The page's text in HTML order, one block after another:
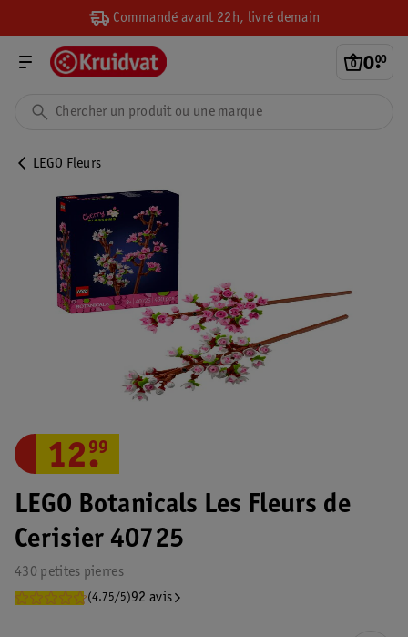
Commandé avant 22h, livré demain
0.
00
LEGO Fleurs
LEGO Botanicals Les Fleurs de
Cerisier 40725
430 petites pierres
(4.75/5)92 avis
12.
99